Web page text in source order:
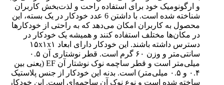
و ارگونومیک خود برای استفاده راحت و لذت‌بخش کاربران
شناخته شده است. با داشتن 6 عدد خودکار در یک بسته، این
محصول به کاربران امکان می‌دهد که به راحتی از خودکارها
در مکان‌ها مختلف استفاده کنند و همیشه یک خودکار در
دسترس داشته باشند. این خودکار دارای ابعاد ۱۵x۱x۱
سانتی‌متر و وزن ۶۰ گرم است. قطر نوشتاری آن ۰.۵
میلی‌متر است و قطر ساچمه نوک نوشتار آن EF (یعنی بین
۰.۴ و ۰.۵ میلی‌متر) است. بدنه این خودکار از جنس پلاستیک
ساخته شده است و نوع نوک آن ساچمه‌ای است. این خودکار